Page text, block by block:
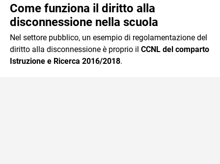
Come funziona il diritto alla
disconnessione nella scuola
Nel settore pubblico, un esempio di regolamentazione del
diritto alla disconnessione è proprio il CCNL del comparto
Istruzione e Ricerca 2016/2018.